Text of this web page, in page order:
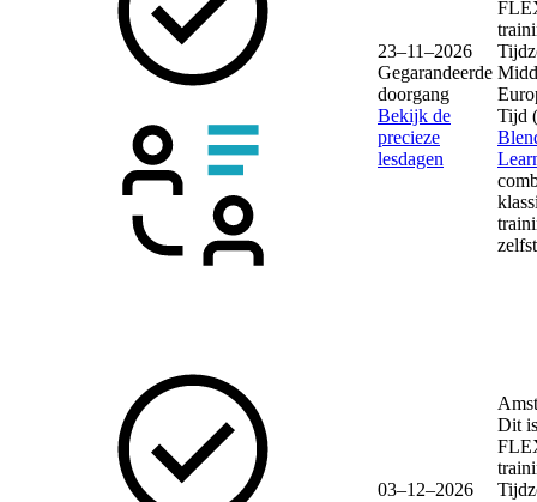
23–11–2026
Gegarandeerde
doorgang
Bekijk de
precieze
lesdagen
Tijd
03–12–2026
Dit